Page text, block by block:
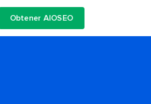
Obtener AIOSEO